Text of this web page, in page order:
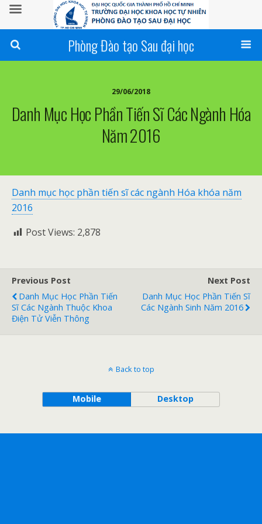
Phòng Đào tạo Sau đại học
29/06/2018
Danh Mục Học Phần Tiến Sĩ Các Ngành Hóa
Năm 2016
Danh mục học phần tiến sĩ các ngành Hóa khóa năm
2016
Post Views: 2,878
Previous Post
Danh Mục Học Phần Tiến
Sĩ Các Ngành Thuộc Khoa
Điện Tử Viễn Thông
Next Post
Danh Mục Học Phần Tiến Sĩ
Các Ngành Sinh Năm 2016
Back to top
Mobile Desktop